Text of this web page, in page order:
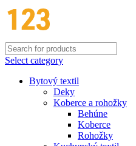
Select category
Bytový textil
Deky
Koberce a rohožky
Behúne
Koberce
Rohožky